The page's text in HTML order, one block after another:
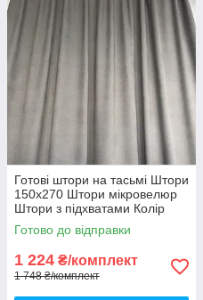
Готові штори на тасьмі Штори
150х270 Штори мікровелюр
Штори з підхватами Колір
Сірий
Готово до відправки
1 224 ₴/комплект
1 748 ₴/комплект